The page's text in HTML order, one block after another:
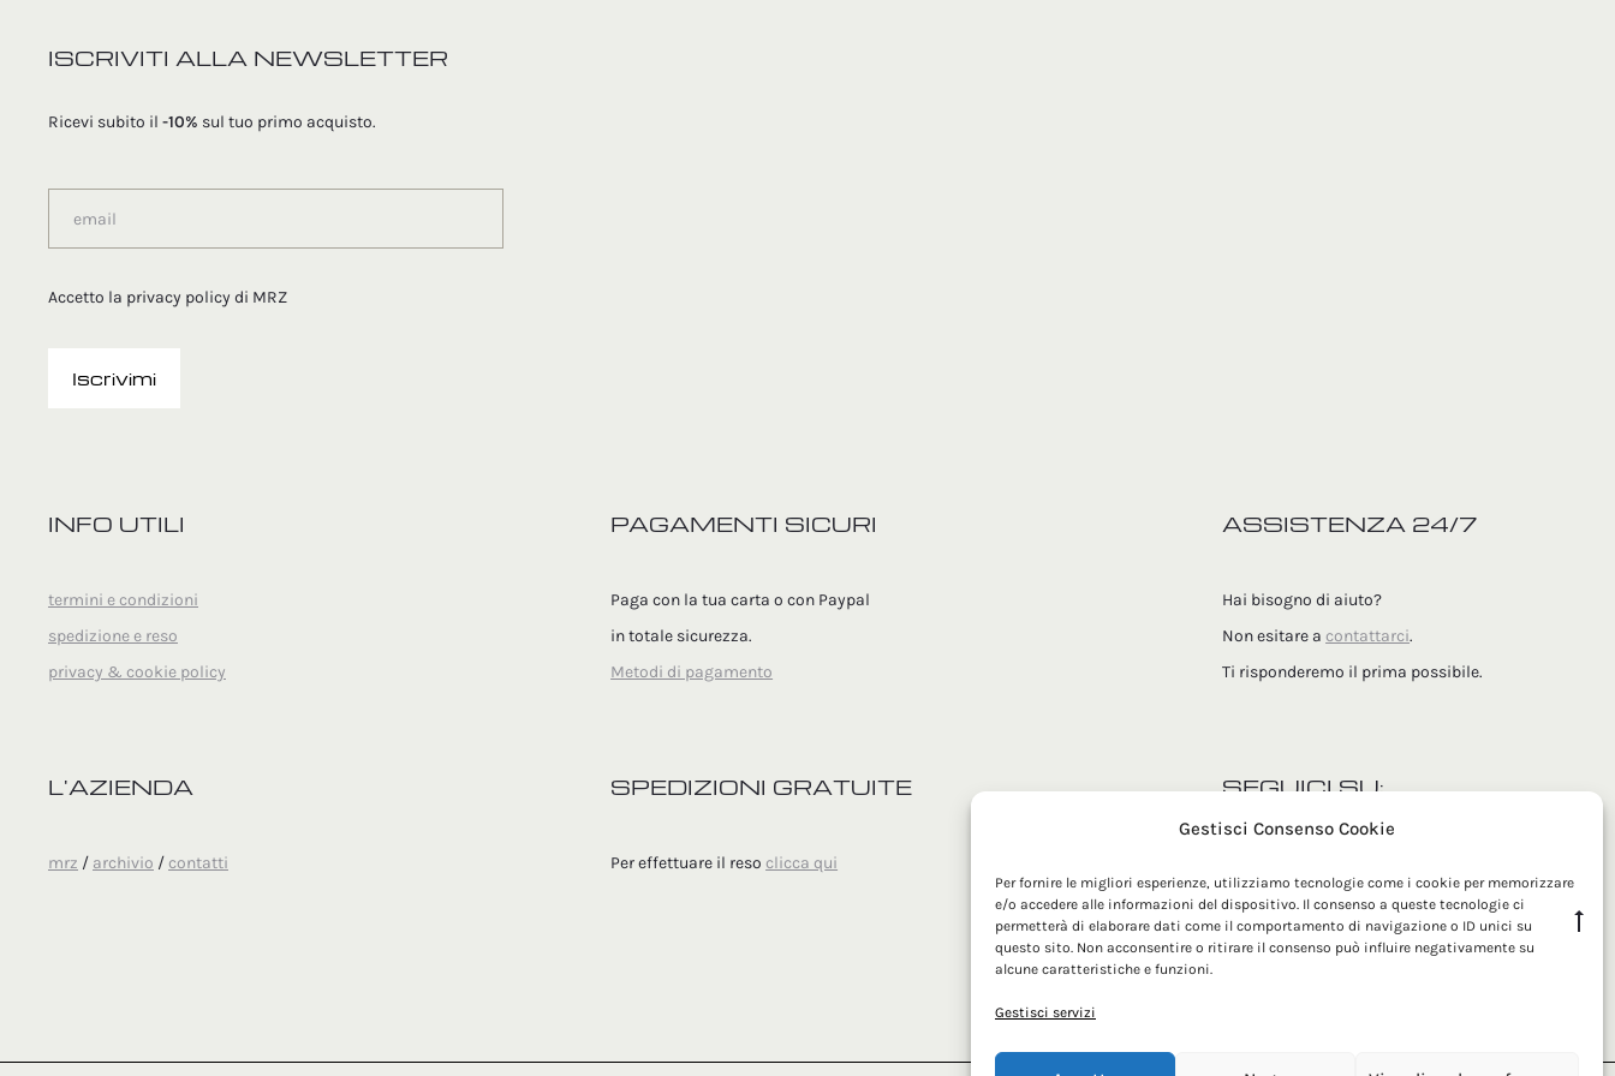
Gestisci Consenso Cookie
Per fornire le migliori esperienze, utilizziamo tecnologie come i cookie per memorizzare
e/o accedere alle informazioni del dispositivo. Il consenso a queste tecnologie ci
permetterà di elaborare dati come il comportamento di navigazione o ID unici su
questo sito. Non acconsentire o ritirare il consenso può influire negativamente su
alcune caratteristiche e funzioni.
Gestisci servizi
ISCRIVITI ALLA NEWSLETTER
Ricevi subito il -10% sul tuo primo acquisto.
Accetto la privacy policy di MRZ
INFO UTILI
termini e condizioni
spedizione e reso
privacy & cookie policy
L'AZIENDA
mrz / archivio /contatti
PAGAMENTI SICURI
Paga con la tua carta o con Paypal
in totale sicurezza.
Metodi di pagamento
SPEDIZIONI GRATUITE
Per effettuare il resoclicca qui
ASSISTENZA 24/7
Hai bisogno di aiuto?
Non esitare acontattarci.
Ti risponderemo il prima possibile.
SEGUICI SU: